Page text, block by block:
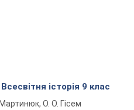
історія 9 клас
О. О. Гісем